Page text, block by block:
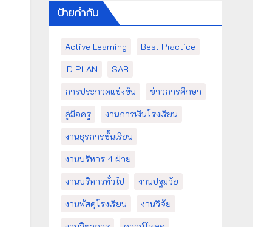
ป้ายกำกับ
Active Learning
Best Practice
ID PLAN
SAR
การประกวดแข่งขัน
ข่าวการศึกษา
คู่มือครู
งานการเงินโรงเรียน
งานธุรการชั้นเรียน
งานบริหาร 4 ฝ่าย
งานบริหารทั่วไป
งานปฐมวัย
งานพัสดุโรงเรียน
งานวิจัย